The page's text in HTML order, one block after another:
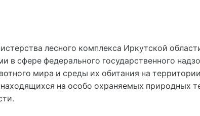
лесного комплекса Иркутской
сфере федерального государственного
мира и среды их обитания на
на особо охраняемых природных